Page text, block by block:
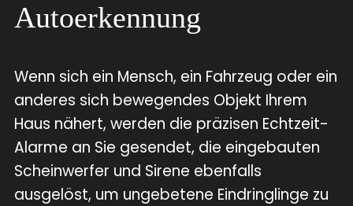
Autoerkennung
Wenn sich ein Mensch, ein Fahrzeug oder ein
anderes sich bewegendes Objekt Ihrem
Haus nähert, werden die präzisen Echtzeit-
Alarme an Sie gesendet, die eingebauten
Scheinwerfer und Sirene ebenfalls
ausgelöst, um ungebetene Eindringlinge zu